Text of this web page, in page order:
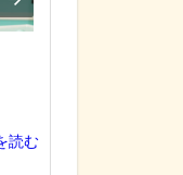
読む